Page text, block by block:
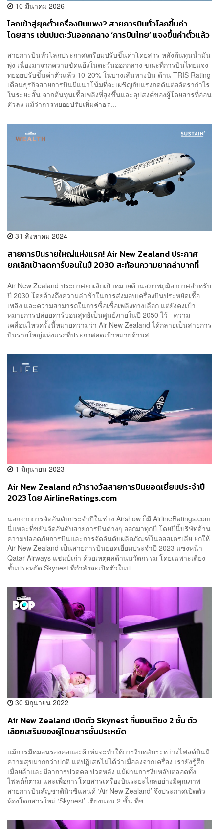
10 มีนาคม 2026
โลกเข้าสู่ยุคตั๋วเครื่องบินแพง? สายการบินทั่วโลกขึ้นค่า
โดยสาร เซ่นปมตะวันออกกลาง ‘การบินไทย’ แจงขึ้นค่าตั๋วแล้ว
สายการบินทั่วโลกประกาศเตรียมปรับขึ้นค่าโดยสาร หลังต้นทุนน้ำมัน
พุ่ง เนื่องมาจากความขัดแย้งในตะวันออกกลาง ขณะที่การบินไทยแจง
ทยอยปรับขึ้นค่าตั๋วแล้ว 10-20% ในบางเส้นทางบิน ด้าน TRIS Rating
เตือนธุรกิจสายการบินมีแนวโน้มที่จะเผชิญกับแรงกดดันต่ออัตรากำไร
ในระยะสั้น จากต้นทุนเชื้อเพลิงที่สูงขึ้นและอุปสงค์ของผู้โดยสารที่อ่อน
ตัวลง แม้ว่าการทยอยปรับเพิ่มค่าธร...
31 สิงหาคม 2024
สายการบินรายใหญ่แห่งแรก! Air New Zealand ประกาศ
ยกเลิกเป้าลดคาร์บอนในปี 2030 สะท้อนความยากลำบากที่
Air New Zealand ประกาศยกเลิกเป้าหมายด้านสภาพภูมิอากาศสำหรับ
ปี 2030 โดยอ้างถึงความล่าช้าในการส่งมอบเครื่องบินประหยัดเชื้อ
เพลิง และความสามารถในการซื้อเชื้อเพลิงทางเลือก แต่ยังคงเป้า
หมายการปล่อยคาร์บอนสุทธิเป็นศูนย์ภายในปี 2050 ไว้ ความ
เคลื่อนไหวครั้งนี้หมายความว่า Air New Zealand ได้กลายเป็นสายการ
บินรายใหญ่แห่งแรกที่ประกาศลดเป้าหมายด้านส...
1 มิถุนายน 2023
Air New Zealand คว้ารางวัลสายการบินยอดเยี่ยมประจำปี
2023 โดย AirlineRatings.com
นอกจากการจัดอันดับประจำปีในช่วง Airshow ก็มี AirlineRatings.com
นี่แหละที่ขยันจัดอันดับสายการบินต่างๆ ออกมาทุกปี โดยปีนี้บริษัทด้าน
ความปลอดภัยการบินและการจัดอันดับผลิตภัณฑ์ในออสเตรเลีย ยกให้
Air New Zealand เป็นสายการบินยอดเยี่ยมประจำปี 2023 แซงหน้า
Qatar Airways แชมป์เก่า ด้วยเหตุผลด้านนวัตกรรม โดยเฉพาะเตียง
ชั้นประหยัด Skynest ที่กำลังจะเปิดตัวในป...
30 มิถุนายน 2022
Air New Zealand เปิดตัว Skynest ที่นอนเตียง 2 ชั้น ตัว
เลือกเสริมของผู้โดยสารชั้นประหยัด
แม้การมีหมอนรองคอและผ้าห่มจะทำให้การงีบหลับระหว่างไฟลต์บินมี
ความสุขมากกว่าปกติ แต่ปฏิเสธไม่ได้ว่าเมื่อลงจากเครื่อง เรายังรู้สึก
เมื่อยล้าและมีอาการปวดคอ ปวดหลัง แม้ผ่านการงีบหลับตลอดทั้ง
ไฟลต์ก็ตาม และเพื่อการโดยสารเครื่องบินระยะไกลอย่างมีคุณภาพ
สายการบินสัญชาตินิวซีแลนด์ ‘Air New Zealand’ จึงประกาศเปิดตัว
ห้องโดยสารใหม่ ‘Skynest’ เตียงนอน 2 ชั้น ที่ช...